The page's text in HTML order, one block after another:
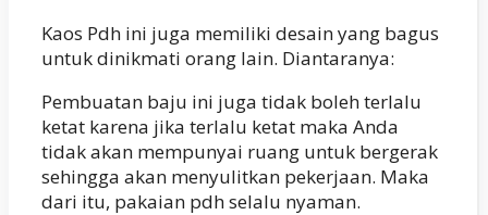
Kaos Pdh ini juga memiliki desain yang bagus
untuk dinikmati orang lain. Diantaranya:
Pembuatan baju ini juga tidak boleh terlalu
ketat karena jika terlalu ketat maka Anda
tidak akan mempunyai ruang untuk bergerak
sehingga akan menyulitkan pekerjaan. Maka
dari itu, pakaian pdh selalu nyaman.